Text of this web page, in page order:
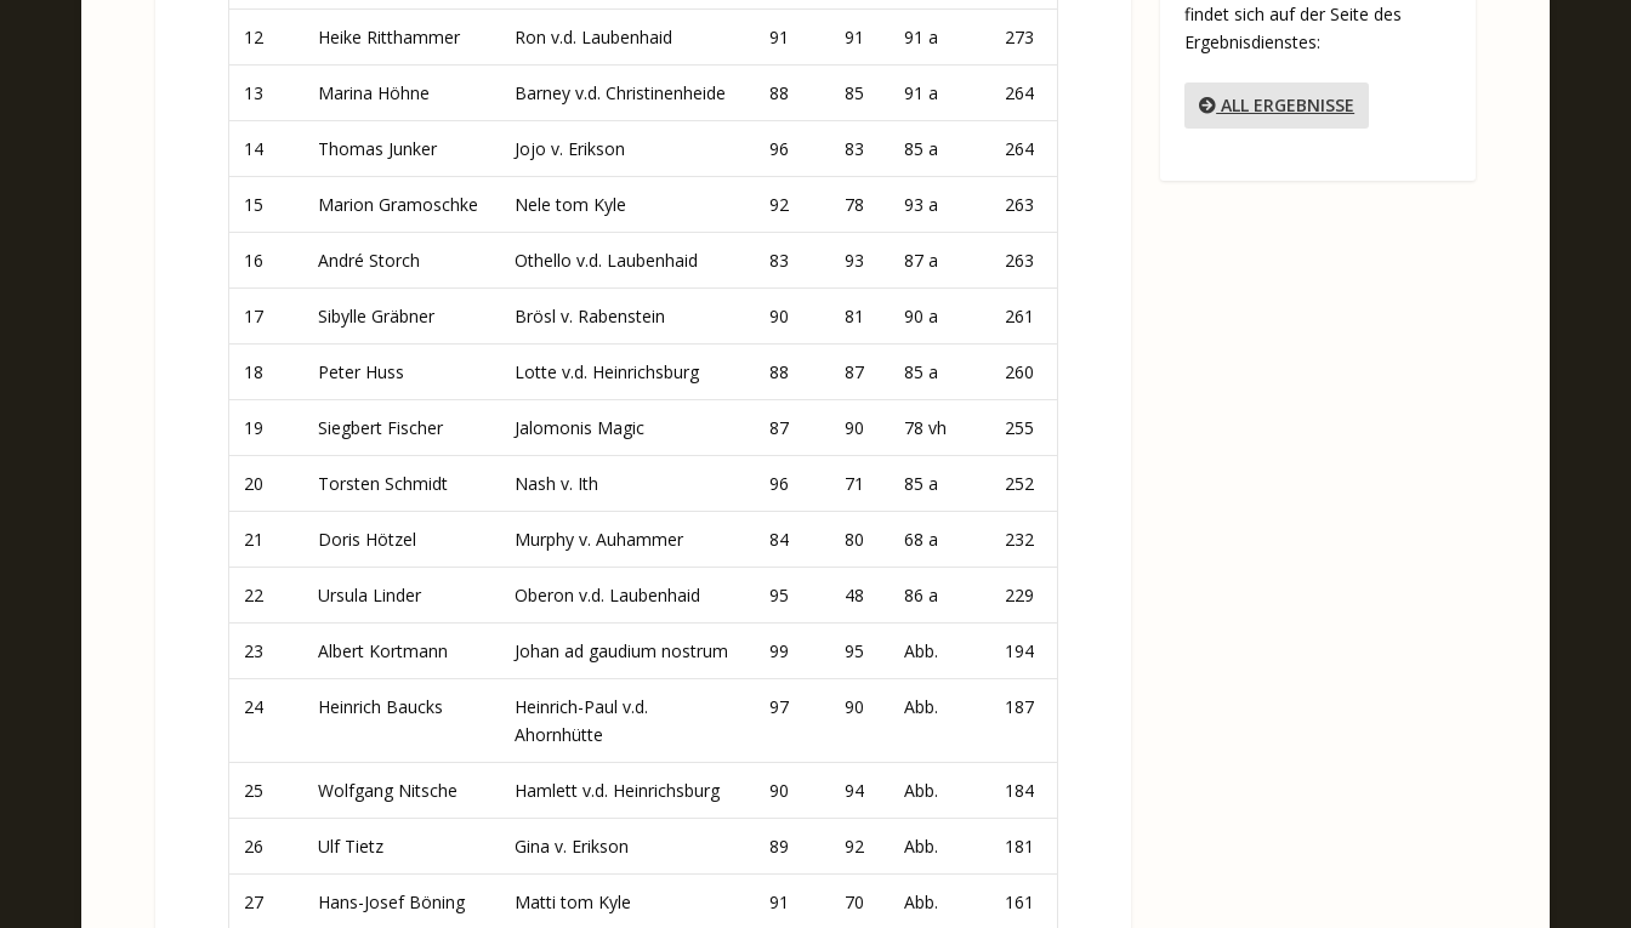
12 Heike Ritthammer Ron v.d. Laubenhaid 91 91 91 a 273
13 Marina Höhne Barney v.d. Christinenheide 88 85 91 a 264
14 Thomas Junker Jojo v. Erikson 96 83 85 a 264
15 Marion Gramoschke Nele tom Kyle 92 78 93 a 263
16 André Storch Othello v.d. Laubenhaid 83 93 87 a 263
17 Sibylle Gräbner Brösl v. Rabenstein 90 81 90 a 261
18 Peter Huss Lotte v.d. Heinrichsburg 88 87 85 a 260
19 Siegbert Fischer Jalomonis Magic 87 90 78 vh 255
20 Torsten Schmidt Nash v. Ith 96 71 85 a 252
21 Doris Hötzel Murphy v. Auhammer 84 80 68 a 232
22 Ursula Linder Oberon v.d. Laubenhaid 95 48 86 a 229
23 Albert Kortmann Johan ad gaudium nostrum 99 95 Abb. 194
24 Heinrich Baucks
Heinrich-Paul v.d.
Ahornhütte
97 90 Abb. 187
25 Wolfgang Nitsche Hamlett v.d. Heinrichsburg 90 94 Abb. 184
26 Ulf Tietz Gina v. Erikson 89 92 Abb. 181
27 Hans-Josef Böning Matti tom Kyle 91 70 Abb. 161
findet sich auf der Seite des
Ergebnisdienstes:
ALL ERGEBNISSE